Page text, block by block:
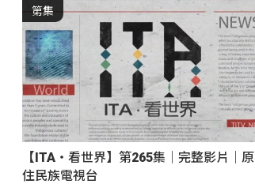
第集
【ITA・看世界】第265集｜完整影片｜原
住民族電視台